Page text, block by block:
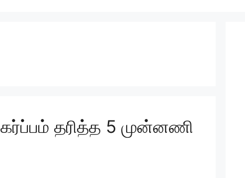
தரித்த 5 முன்னணி